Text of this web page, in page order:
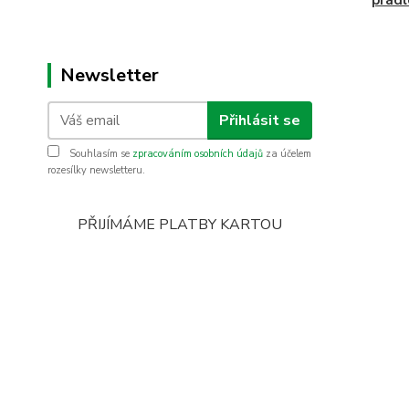
Newsletter
Přihlásit se
Souhlasím se zpracováním osobních údajů za účelem
rozesílky newsletteru.
PŘIJÍMÁME PLATBY KARTOU